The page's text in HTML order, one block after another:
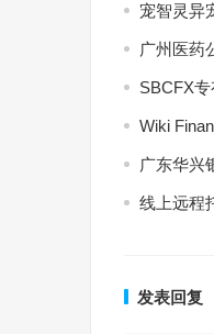
宠智灵异
广州医药
SBCFX
Wiki
广东华兴
线上远程
发表回复